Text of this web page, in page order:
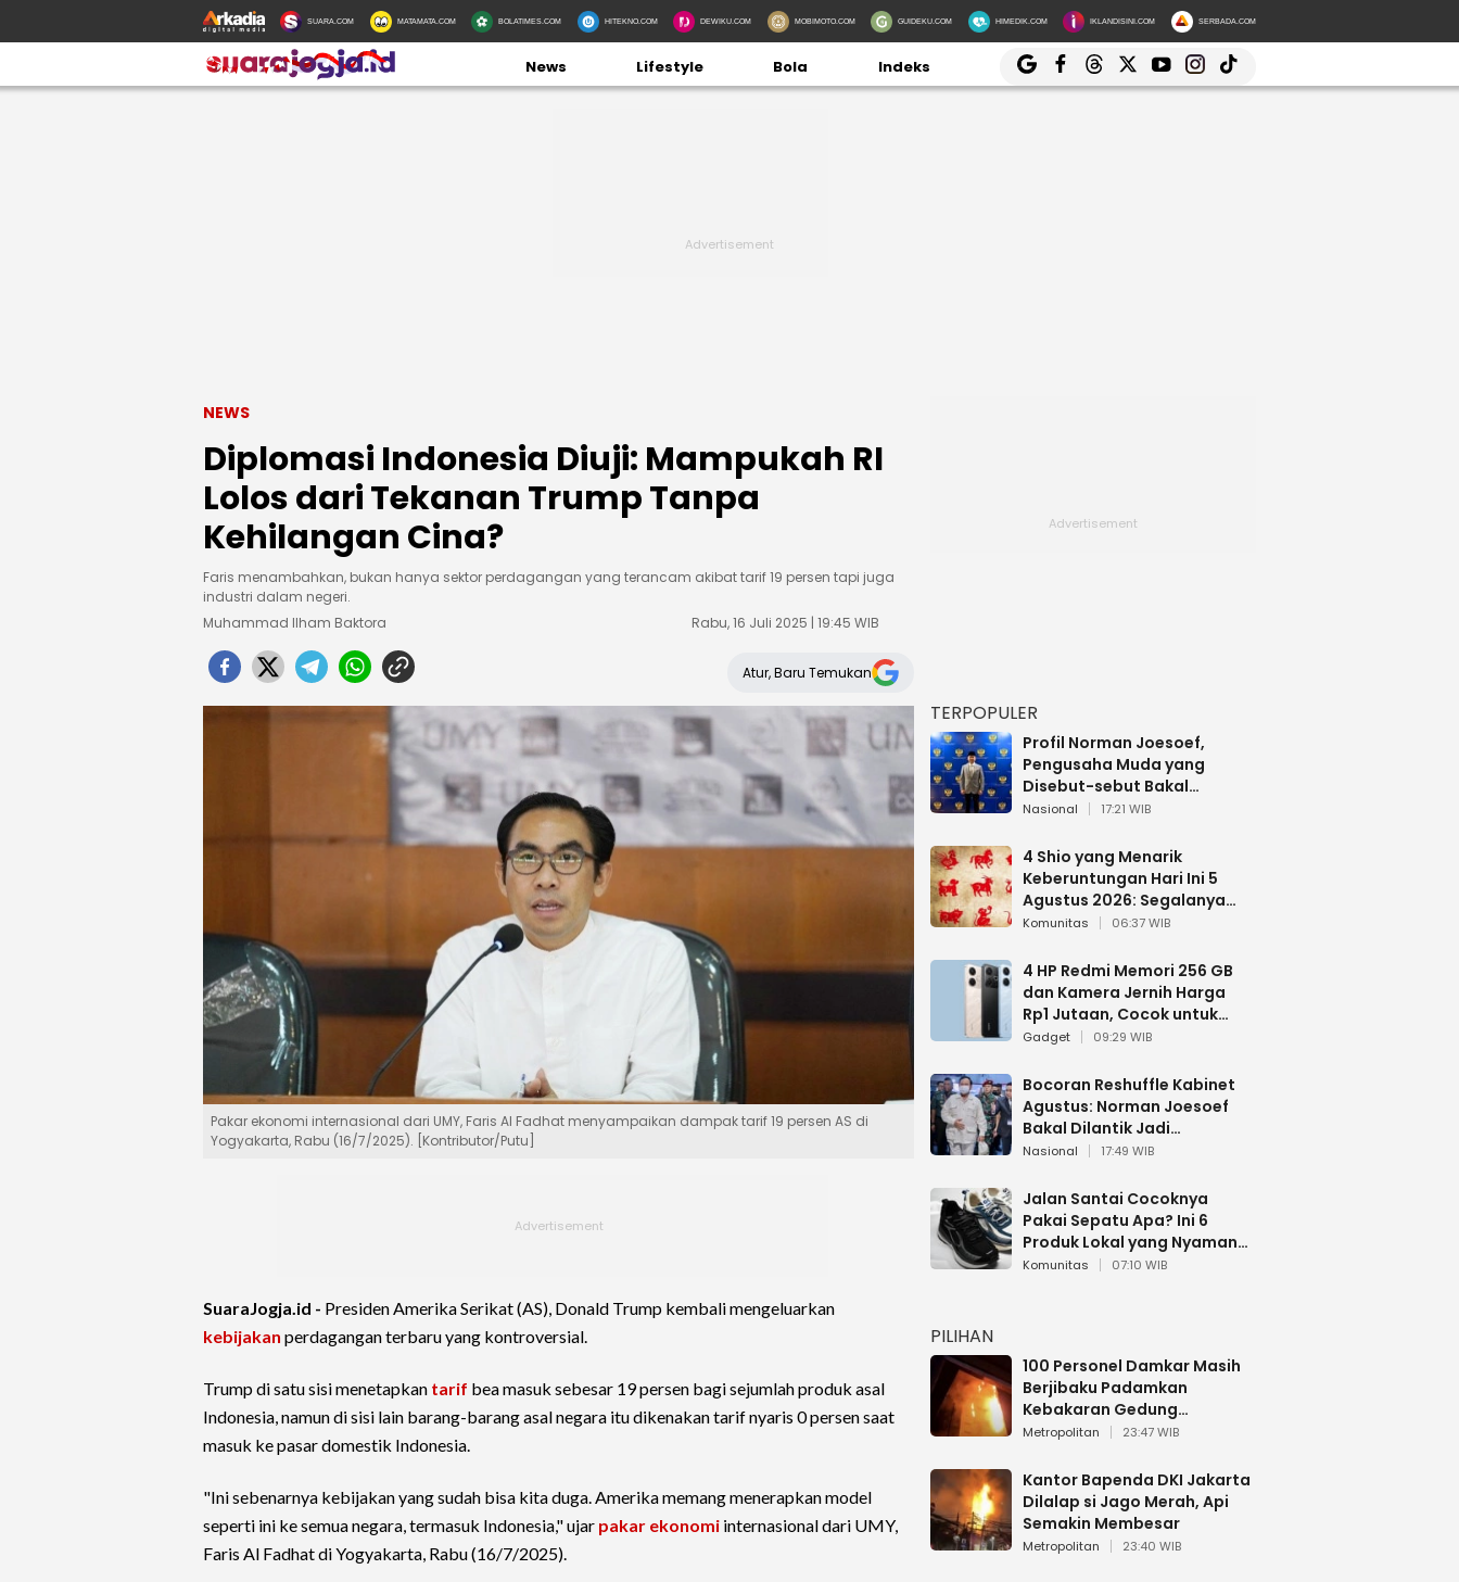
SUARA.COM MATAMATA.COM BOLATIMES.COM HITEKNO.COM DEWIKU.COM MOBIMOTO.COM GUIDEKU.COM HIMEDIK.COM IKLANDISINI.COM SERBADA.COM
News Lifestyle Bola Indeks
NEWS
Diplomasi Indonesia Diuji: Mampukah RI
Lolos dari Tekanan Trump Tanpa
Kehilangan Cina?
Faris menambahkan, bukan hanya sektor perdagangan yang terancam akibat tarif 19 persen tapi juga
industri dalam negeri.
Muhammad Ilham Baktora
Rabu, 16 Juli 2025 | 19:45 WIB
Atur, Baru Temukan
Pakar ekonomi internasional dari UMY, Faris Al Fadhat menyampaikan dampak tarif 19 persen AS di
Yogyakarta, Rabu (16/7/2025). [Kontributor/Putu]
SuaraJogja.id - Presiden Amerika Serikat (AS), Donald Trump kembali mengeluarkan
kebijakan perdagangan terbaru yang kontroversial.
Trump di satu sisi menetapkan tarif bea masuk sebesar 19 persen bagi sejumlah produk asal
Indonesia, namun di sisi lain barang-barang asal negara itu dikenakan tarif nyaris 0 persen saat
masuk ke pasar domestik Indonesia.
"Ini sebenarnya kebijakan yang sudah bisa kita duga. Amerika memang menerapkan model
seperti ini ke semua negara, termasuk Indonesia," ujar pakar ekonomi internasional dari UMY,
Faris Al Fadhat di Yogyakarta, Rabu (16/7/2025).
TERPOPULER
Profil Norman Joesoef,
Pengusaha Muda yang
Disebut-sebut Bakal
Dilantik Jadi Wamenhan RI
Nasional 17:21 WIB
4 Shio yang Menarik
Keberuntungan Hari Ini 5
Agustus 2026: Segalanya
Berjalan Lancar
Komunitas 06:37 WIB
4 HP Redmi Memori 256 GB
dan Kamera Jernih Harga
Rp1 Jutaan, Cocok untuk
Multitasking
Gadget 09:29 WIB
Bocoran Reshuffle Kabinet
Agustus: Norman Joesoef
Bakal Dilantik Jadi
Wamenhan RI
Nasional 17:49 WIB
Jalan Santai Cocoknya
Pakai Sepatu Apa? Ini 6
Produk Lokal yang Nyaman
Buat 17 Agustusan
Komunitas 07:10 WIB
PILIHAN
100 Personel Damkar Masih
Berjibaku Padamkan
Kebakaran Gedung
Bapenda DKI
Metropolitan 23:47 WIB
Kantor Bapenda DKI Jakarta
Dilalap si Jago Merah, Api
Semakin Membesar
Metropolitan 23:40 WIB